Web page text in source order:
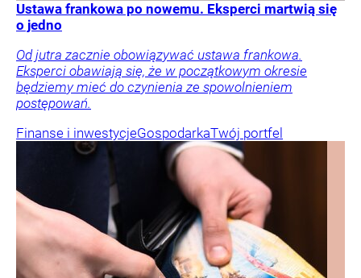
Ustawa frankowa po nowemu. Eksperci martwią się
o jedno
Od jutra zacznie obowiązywać ustawa frankowa.
Eksperci obawiają się, że w początkowym okresie
będziemy mieć do czynienia ze spowolnieniem
postępowań.
Finanse i inwestycjeGospodarkaTwój portfel